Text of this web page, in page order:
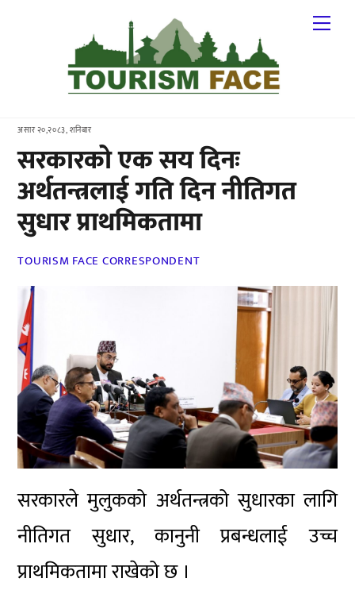
असार २०,२०८३, शनिबार
सरकारको एक सय दिनः
अर्थतन्त्रलाई गति दिन नीतिगत
सुधार प्राथमिकतामा
TOURISM FACE CORRESPONDENT
सरकारले मुलुकको अर्थतन्त्रको सुधारका लागि
नीतिगत सुधार, कानुनी प्रबन्धलाई उच्च
प्राथमिकतामा राखेको छ ।